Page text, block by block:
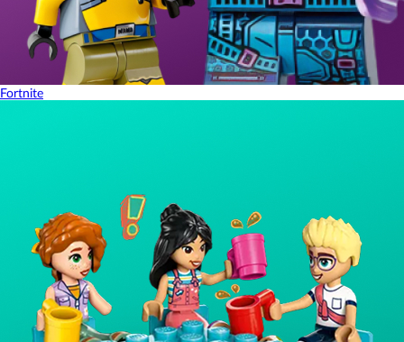
Fortnite